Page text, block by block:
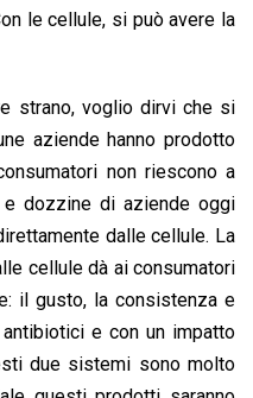
le cellule, si può avere la
strano, voglio dirvi che si
aziende hanno prodotto
non riescono a
e dozzine di aziende oggi
dalle cellule. La
cellule dà ai consumatori
il gusto, la consistenza e
e con un impatto
due sistemi sono molto